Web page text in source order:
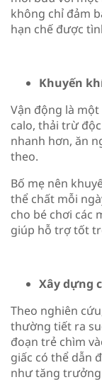
không chỉ đảm
hạn chế được
Khuyến
Vận động là
calo, thải trừ
nhanh hơn, ăn
theo.
Bố mẹ nên
thể chất mỗi
cho bé chơi các
giúp hỗ trợ tốt
Xây dựng
Theo nghiên
thường tiết ra
đoạn trẻ chìm
giấc có thể dẫn
như tăng trưởng